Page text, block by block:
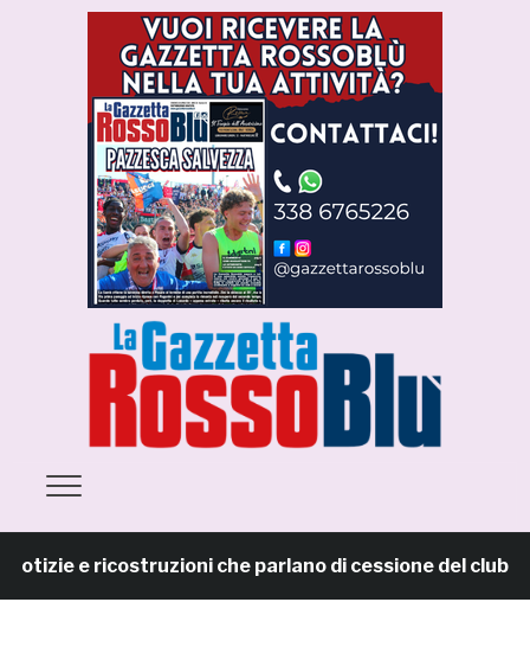
e ricostruzioni che parlano di cessione del club. IL